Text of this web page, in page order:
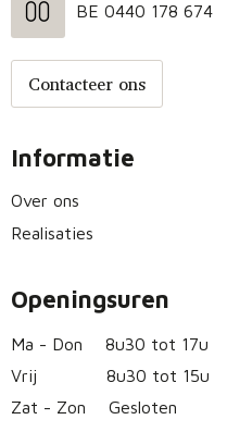
BE 0440 178 674
Contacteer ons
Informatie
Over ons
Realisaties
Openingsuren
Ma - Don
8u30 tot 17u
Vrij
8u30 tot 15u
Zat - Zon
Gesloten